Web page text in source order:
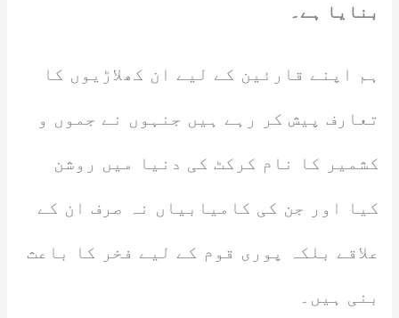
بنایا ہے۔
ہم اپنے قارئین کے لیے ان کھلاڑیوں کا
تعارف پیش کر رہے ہیں جنہوں نے جموں و
کشمیر کا نام کرکٹ کی دنیا میں روشن
کیا اور جن کی کامیابیاں نہ صرف ان کے
علاقے بلکہ پوری قوم کے لیے فخر کا باعث
بنی ہیں۔